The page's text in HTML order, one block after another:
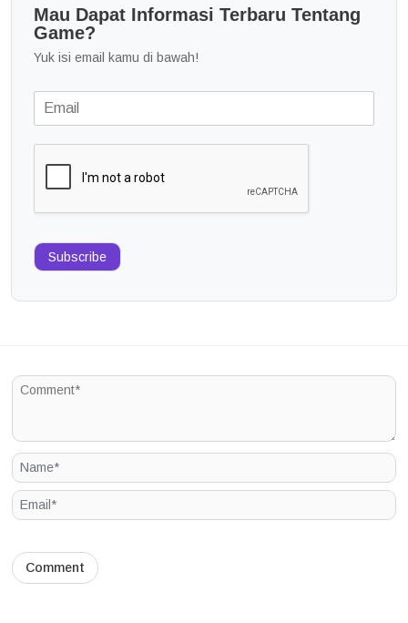
Mau Dapat Informasi Terbaru Tentang
Game?
Yuk isi email kamu di bawah!
Subscribe